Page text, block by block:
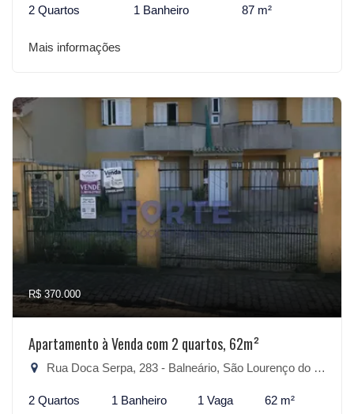
2 Quartos 1 Banheiro 87 m²
Mais informações
R$ 370.000
Apartamento à Venda com 2 quartos, 62m²
Rua Doca Serpa, 283 - Balneário, São Lourenço do Sul-RS
2 Quartos 1 Banheiro 1 Vaga 62 m²